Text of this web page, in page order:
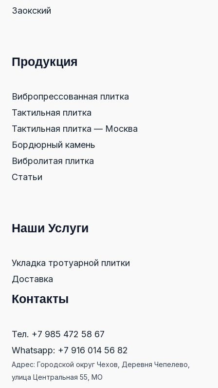
Заокский
Продукция
Вибропрессованная плитка
Тактильная плитка
Тактильная плитка — Москва
Бордюрный камень
Вибролитая плитка
Статьи
Наши Услуги
Укладка тротуарной плитки
Доставка
Контакты
Тел. +7 985 472 58 67
Whatsapp: +7 916 014 56 82
Адрес: Городской округ Чехов, Деревня Чепелево,
улица Центральная 55, МО